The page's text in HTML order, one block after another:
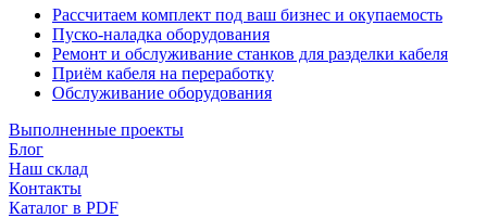
Рассчитаем комплект под ваш бизнес и окупаемость
Пуско-наладка оборудования
Ремонт и обслуживание станков для разделки кабеля
Приём кабеля на переработку
Обслуживание оборудования
Выполненные проекты
Блог
Наш склад
Контакты
Каталог в PDF